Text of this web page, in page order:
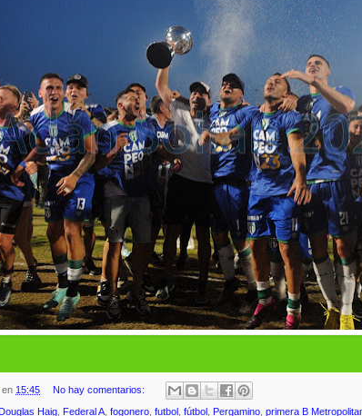
en 15:45 No hay comentarios:
Douglas Haig Federal A fogonero futbol fútbol Pergamino primera B